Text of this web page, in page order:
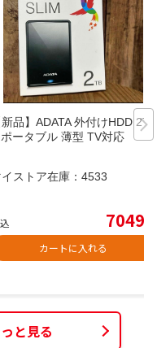
新品】ADATA 外付けHDD 2T
ータブル 薄型 TV対応
ストア在庫： 4533
7049
カートに入れる
と見る